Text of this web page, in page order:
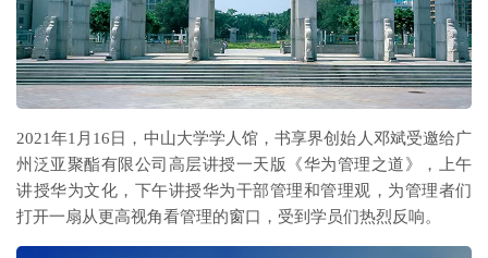
2021年1月16日，中山大学学人馆，书享界创始人邓斌受邀给广
州泛亚聚酯有限公司高层讲授一天版《华为管理之道》，上午
讲授华为文化，下午讲授华为干部管理和管理观，为管理者们
打开一扇从更高视角看管理的窗口，受到学员们热烈反响。